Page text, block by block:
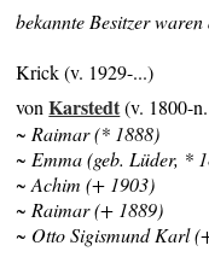
bekannte Besitzer waren
Krick (v. 1929-...)
vonKarstedt(v. 1800-
~ Raimar (* 1888)
~ Emma (geb. Lüder, *
~ Achim (+ 1903)
~ Raimar (+ 1889)
~ Otto Sigismund Karl